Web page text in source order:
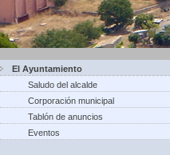
El Ayuntamiento
Saludo del alcalde
Corporación municipal
Tablón de anuncios
Eventos